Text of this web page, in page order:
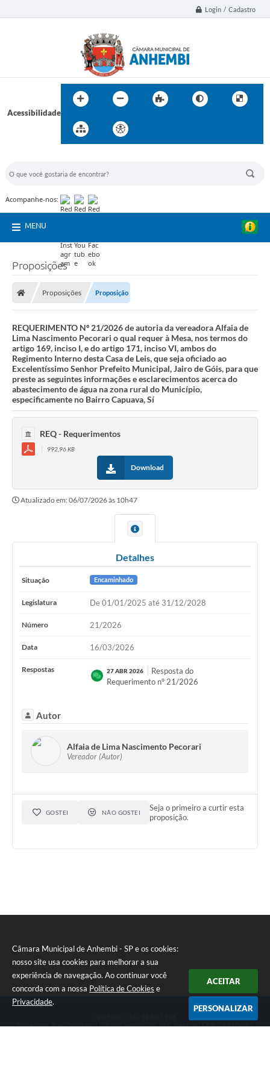
Câmara Municipal de Anhembi - SP e os cookies:
nosso site usa cookies para melhorar a sua
experiência de navegação. Ao continuar você
concorda com a nossa Política de Cookies e
Privacidade.
ACEITAR
PERSONALIZAR
Login / Cadastro
Acessibilidade
Acompanhe-nos:
MENU
Proposições
Proposições Proposição
REQUERIMENTO Nº 21/2026 de autoria da vereadora Alfaia de
Lima Nascimento Pecorari o qual requer à Mesa, nos termos do
artigo 169, inciso I, e do artigo 171, inciso VI, ambos do
Regimento Interno desta Casa de Leis, que seja oficiado ao
Excelentíssimo Senhor Prefeito Municipal, Jairo de Góis, para que
preste as seguintes informações e esclarecimentos acerca do
abastecimento de água na zona rural do Município,
especificamente no Bairro Capuava, Sí
REQ - Requerimentos
992,96 KB
Download
Atualizado em: 06/07/2026 às 10h47
Detalhes
Situação Encaminhado
Legislatura De 01/01/2025 até 31/12/2028
Número 21/2026
Data 16/03/2026
Respostas 27 ABR 2026
Resposta do
Requerimento nº 21/2026
Autor
Alfaia de Lima Nascimento Pecorari
Vereador (Autor)
GOSTEI NÃO GOSTEI
Seja o primeiro a curtir esta
proposição.
Endereço: Rua: Salvador Luiz dos Santos, nº 776, Centro | CEP: 18630-047